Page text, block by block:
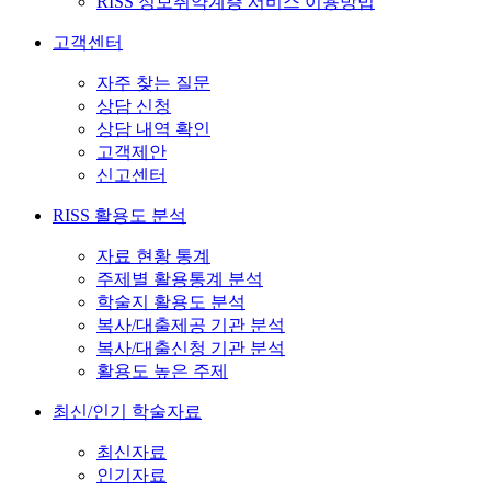
고객센터
자주 찾는 질문
상담 신청
상담 내역 확인
고객제안
신고센터
RISS 활용도 분석
자료 현황 통계
주제별 활용통계 분석
학술지 활용도 분석
복사/대출제공 기관 분석
복사/대출신청 기관 분석
활용도 높은 주제
최신/인기 학술자료
최신자료
인기자료